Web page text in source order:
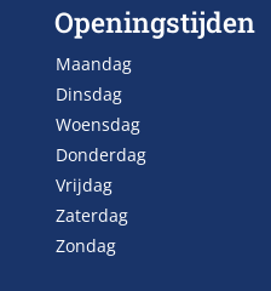
Openingstijden
Maandag
Dinsdag
Woensdag
Donderdag
Vrijdag
Zaterdag
Zondag